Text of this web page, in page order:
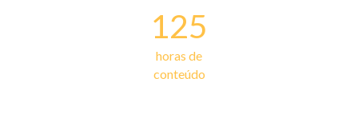
125
horas de
conteúdo